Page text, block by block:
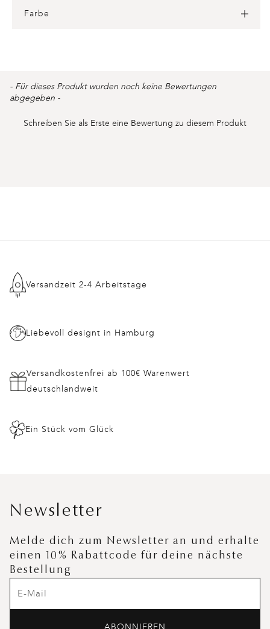
Farbe
reviews
- Für dieses Produkt wurden noch keine Bewertungen
abgegeben -
Schreiben Sie als Erste eine Bewertung zu diesem Produkt
New content loaded
Versandzeit 2-4 Arbeitstage
Liebevoll designt in Hamburg
Versandkostenfrei ab 100€ Warenwert
deutschlandweit
Ein Stück vom Glück
Newsletter
Melde dich zum Newsletter an und erhalte
einen 10% Rabattcode für deine nächste
Bestellung
ABONNIEREN